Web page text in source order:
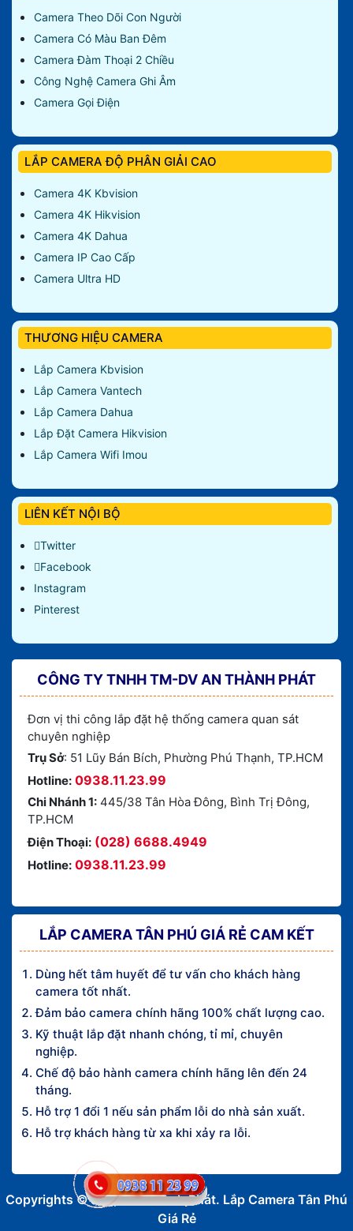
Camera Theo Dõi Con Người
Camera Có Màu Ban Đêm
Camera Đàm Thoại 2 Chiều
Công Nghệ Camera Ghi Âm
Camera Gọi Điện
LẮP CAMERA ĐỘ PHÂN GIẢI CAO
Camera 4K Kbvision
Camera 4K Hikvision
Camera 4K Dahua
Camera IP Cao Cấp
Camera Ultra HD
THƯƠNG HIỆU CAMERA
Lắp Camera Kbvision
Lắp Camera Vantech
Lắp Camera Dahua
Lắp Đặt Camera Hikvision
Lắp Camera Wifi Imou
LIÊN KẾT NỘI BỘ
Twitter
Facebook
Instagram
Pinterest
CÔNG TY TNHH TM-DV AN THÀNH PHÁT
Đơn vị thi công lắp đặt hệ thống camera quan sát
chuyên nghiệp
Trụ Sở: 51 Lũy Bán Bích, Phường Phú Thạnh, TP.HCM
Hotline: 0938.11.23.99
Chi Nhánh 1: 445/38 Tân Hòa Đông, Bình Trị Đông,
TP.HCM
Điện Thoại: (028) 6688.4949
Hotline: 0938.11.23.99
LẮP CAMERA TÂN PHÚ GIÁ RẺ CAM KẾT
Dùng hết tâm huyết để tư vấn cho khách hàng
camera tốt nhất.
Đảm bảo camera chính hãng 100% chất lượng cao.
Kỹ thuật lắp đặt nhanh chóng, tỉ mỉ, chuyên
nghiệp.
Chế độ bảo hành camera chính hãng lên đến 24
tháng.
Hỗ trợ 1 đổi 1 nếu sản phẩm lỗi do nhà sản xuất.
Hỗ trợ khách hàng từ xa khi xảy ra lỗi.
Copyrights © 2016 An Thành Phát. Lắp Camera Tân Phú
Giá Rẻ